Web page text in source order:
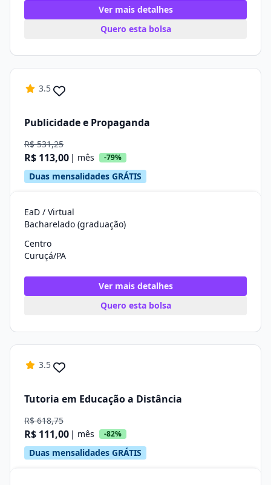
Ver mais detalhes
Quero esta bolsa
3.5
Publicidade e Propaganda
R$ 531,25
R$ 113,00 | mês -79%
Duas mensalidades GRÁTIS
EaD / Virtual
Bacharelado (graduação)
Centro
Curuçá/PA
Ver mais detalhes
Quero esta bolsa
3.5
Tutoria em Educação a Distância
R$ 618,75
R$ 111,00 | mês -82%
Duas mensalidades GRÁTIS